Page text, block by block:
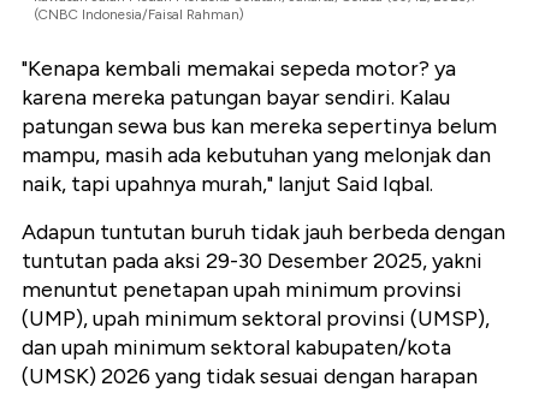
(CNBC Indonesia/Faisal Rahman)
"Kenapa kembali memakai sepeda motor? ya
karena mereka patungan bayar sendiri. Kalau
patungan sewa bus kan mereka sepertinya belum
mampu, masih ada kebutuhan yang melonjak dan
naik, tapi upahnya murah," lanjut Said Iqbal.
Adapun tuntutan buruh tidak jauh berbeda dengan
tuntutan pada aksi 29-30 Desember 2025, yakni
menuntut penetapan upah minimum provinsi
(UMP), upah minimum sektoral provinsi (UMSP),
dan upah minimum sektoral kabupaten/kota
(UMSK) 2026 yang tidak sesuai dengan harapan